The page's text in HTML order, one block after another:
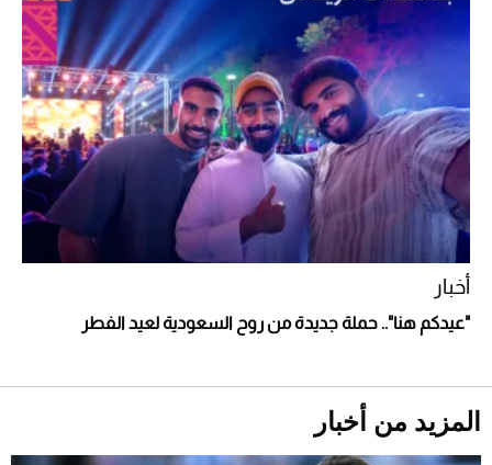
أفضل تدريج للشعر الطويل لإطلالة جريئة وعصرية
أخبار
"عيدكم هنا".. حملة جديدة من روح السعودية لعيد الفطر
المزيد من أخبار